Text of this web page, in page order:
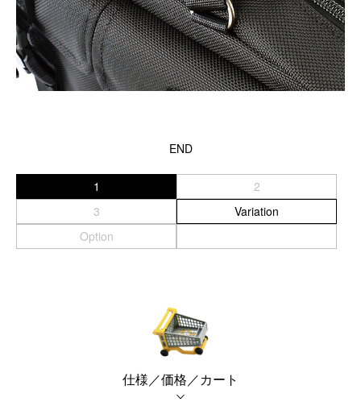
END
1
2
3
Variation
Option
仕様／価格／カート